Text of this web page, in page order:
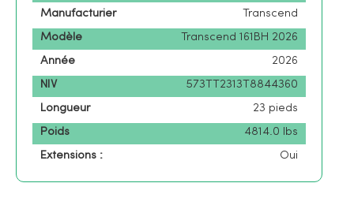
Manufacturier
Transcend
Modèle
Transcend 161BH 2026
Année
2026
NIV
573TT2313T8844360
Longueur
23 pieds
Poids
4814.0 lbs
Extensions :
Oui